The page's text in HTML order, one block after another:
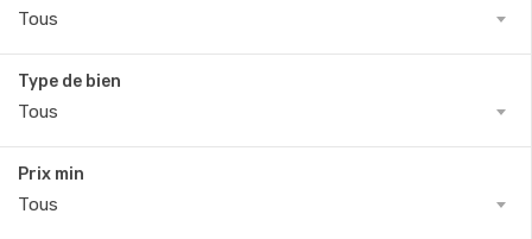
Tous
Type de bien
Tous
Prix min
Tous